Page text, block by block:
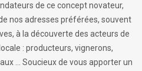
de ce concept novateur,
nos adresses préférées, souvent
à la découverte des acteurs de
: producteurs, vignerons,
… Soucieux de vous apporter un